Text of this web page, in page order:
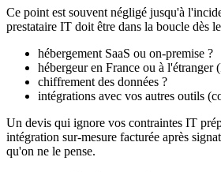
Ce point est souvent négligé jusqu'à
prestataire IT doit être dans la boucle dès
hébergement SaaS ou on-premise ?
hébergeur en France ou à l'étranger
chiffrement des données ?
intégrations avec vos autres outils
Un devis qui ignore vos contraintes IT
intégration sur-mesure facturée après
qu'on ne le pense.